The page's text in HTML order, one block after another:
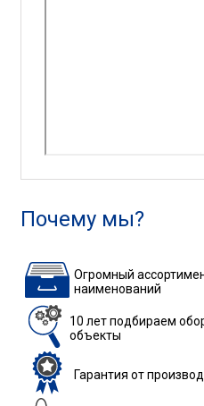
Почему мы?
Огромный
наименований
10 лет подбираем
объекты
Гарантия от